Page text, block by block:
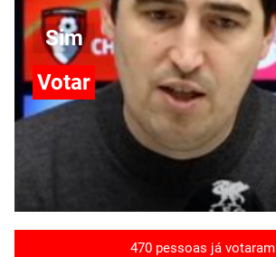
Sim
Votar
470 pessoas já votaram